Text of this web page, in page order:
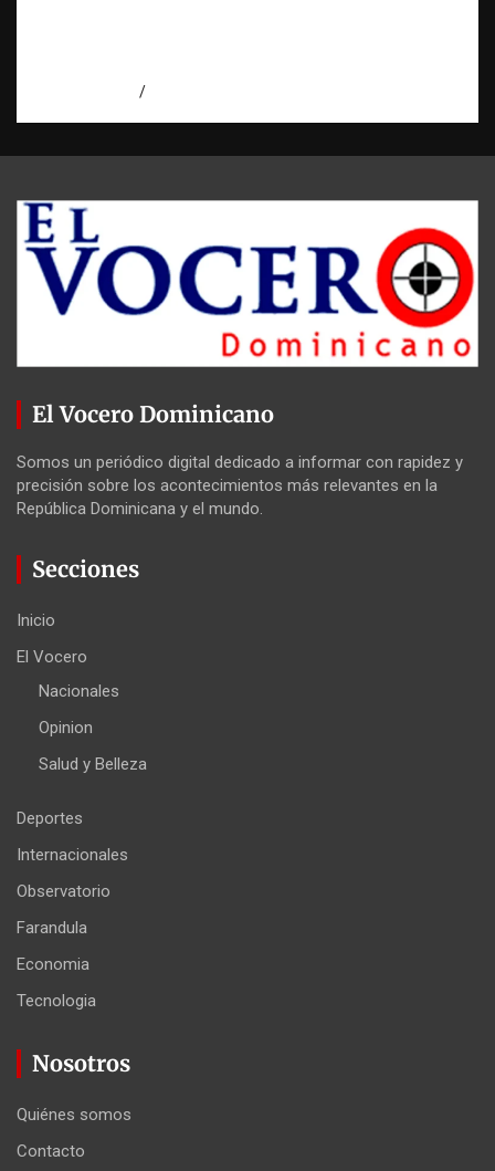
El Vocero Dominicano
Somos un periódico digital dedicado a informar con rapidez y
precisión sobre los acontecimientos más relevantes en la
República Dominicana y el mundo.
Secciones
Inicio
El Vocero
Nacionales
Opinion
Salud y Belleza
Deportes
Internacionales
Observatorio
Farandula
Economia
Tecnologia
Nosotros
Quiénes somos
Contacto